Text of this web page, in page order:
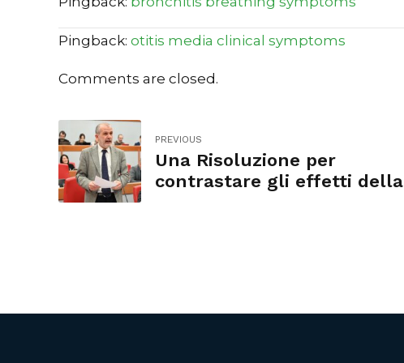
Pingback: otitis media clinical symptoms
Comments are closed.
PREVIOUS
Una Risoluzione per
contrastare gli effetti della